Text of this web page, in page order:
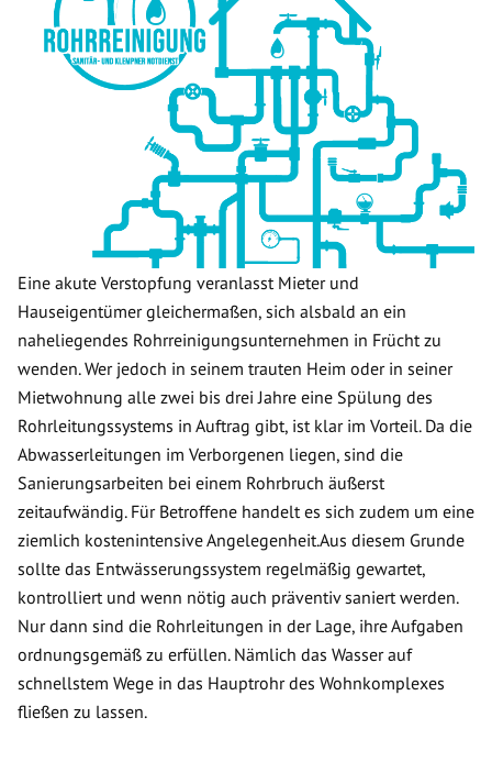
Eine akute Verstopfung veranlasst Mieter und
Hauseigentümer gleichermaßen, sich alsbald an ein
naheliegendes Rohrreinigungsunternehmen in Frücht zu
wenden. Wer jedoch in seinem trauten Heim oder in seiner
Mietwohnung alle zwei bis drei Jahre eine Spülung des
Rohrleitungssystems in Auftrag gibt, ist klar im Vorteil. Da die
Abwasserleitungen im Verborgenen liegen, sind die
Sanierungsarbeiten bei einem Rohrbruch äußerst
zeitaufwändig. Für Betroffene handelt es sich zudem um eine
ziemlich kostenintensive Angelegenheit.Aus diesem Grunde
sollte das Entwässerungssystem regelmäßig gewartet,
kontrolliert und wenn nötig auch präventiv saniert werden.
Nur dann sind die Rohrleitungen in der Lage, ihre Aufgaben
ordnungsgemäß zu erfüllen. Nämlich das Wasser auf
schnellstem Wege in das Hauptrohr des Wohnkomplexes
fließen zu lassen.